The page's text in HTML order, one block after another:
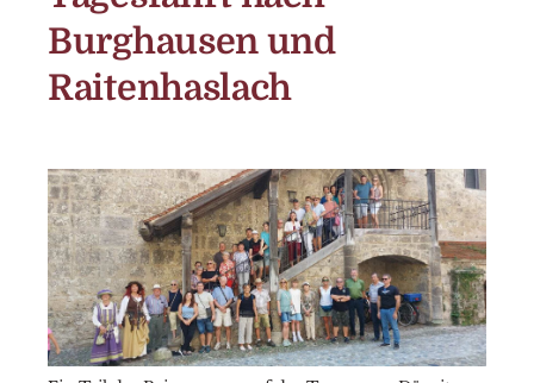
Burghausen und
Raitenhaslach